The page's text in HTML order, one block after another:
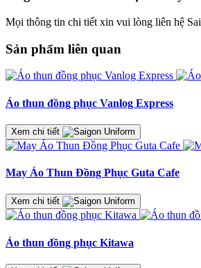
Mọi thông tin chi tiết xin vui lòng liên hệ
Sản phẩm liên quan
Áo thun đồng phục Vanlog Express
Xem chi tiết
May Áo Thun Đồng Phục Guta Cafe
Xem chi tiết
Áo thun đồng phục Kitawa